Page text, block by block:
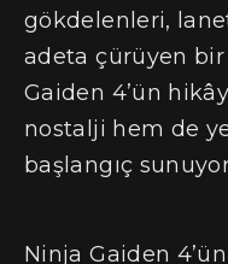
gökdelenleri,
adeta çürüyen
Gaiden 4’ün
nostalji hem de
başlangıç
Ninja Gaiden